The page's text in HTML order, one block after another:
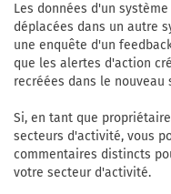
Les données d'un
déplacées dans un autre
une enquête d'un
que les alertes d'action
recréées dans le nouveau
Si, en tant que
secteurs d'activité, vous
commentaires distincts
votre secteur d'activité.